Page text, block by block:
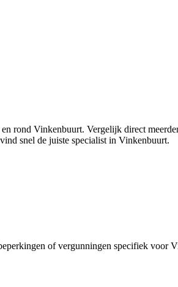
rond Vinkenbuurt. Vergelijk direct
snel de juiste specialist in Vinkenbuurt.
of vergunningen specifiek voor